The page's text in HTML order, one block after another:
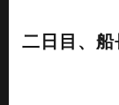
二日目、